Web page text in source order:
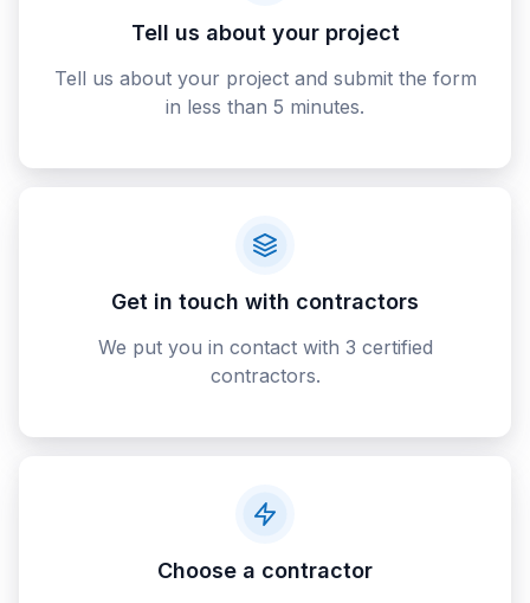
Tell us about your project
Tell us about your project and submit the form
in less than 5 minutes.
Get in touch with contractors
We put you in contact with 3 certified
contractors.
Choose a contractor